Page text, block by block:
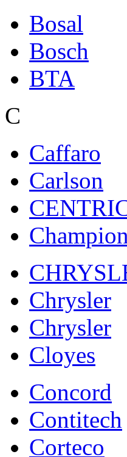
Bosal
Bosch
BTA
C
Caffaro
Carlson
Champion
Chrysler
Chrysler
Cloyes
Concord
Contitech
Corteco